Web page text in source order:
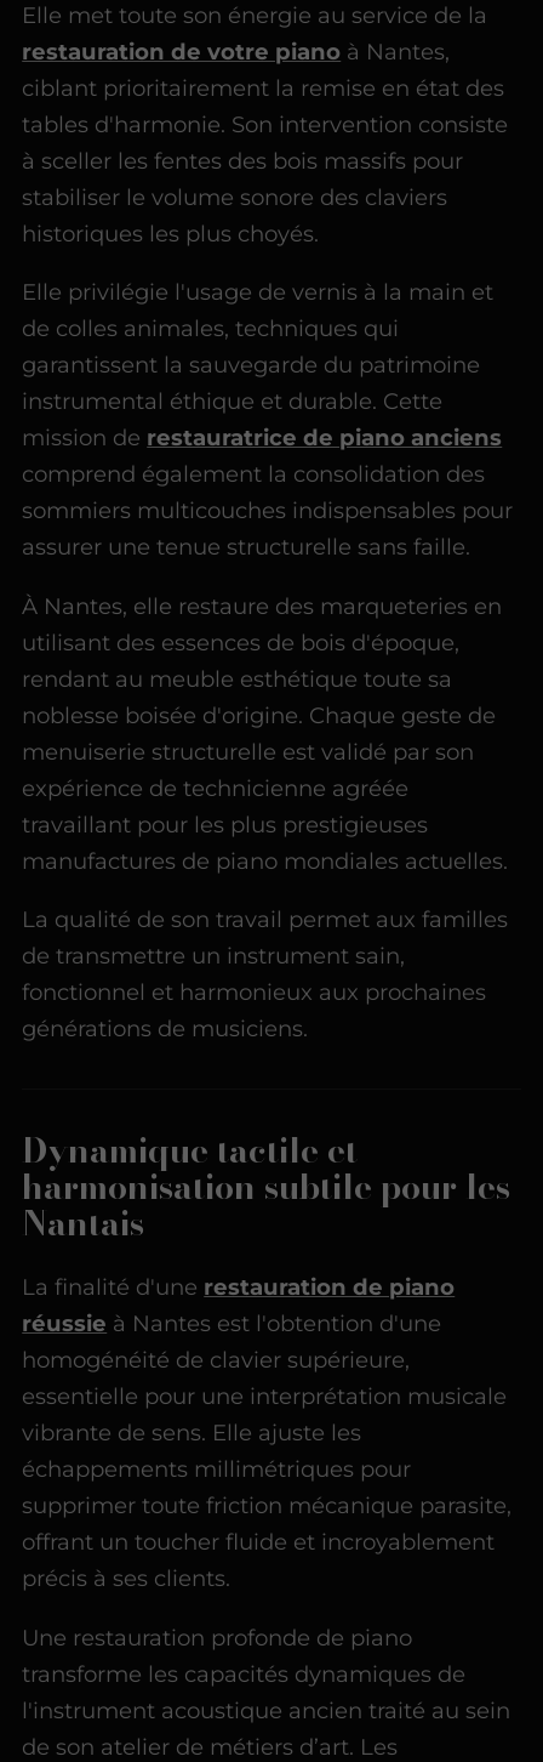
Elle met toute son énergie au service de la
restauration de votre piano à Nantes,
ciblant prioritairement la remise en état des
tables d'harmonie. Son intervention consiste
à sceller les fentes des bois massifs pour
stabiliser le volume sonore des claviers
historiques les plus choyés.
Elle privilégie l'usage de vernis à la main et
de colles animales, techniques qui
garantissent la sauvegarde du patrimoine
instrumental éthique et durable. Cette
mission de restauratrice de piano anciens
comprend également la consolidation des
sommiers multicouches indispensables pour
assurer une tenue structurelle sans faille.
À Nantes, elle restaure des marqueteries en
utilisant des essences de bois d'époque,
rendant au meuble esthétique toute sa
noblesse boisée d'origine. Chaque geste de
menuiserie structurelle est validé par son
expérience de technicienne agréée
travaillant pour les plus prestigieuses
manufactures de piano mondiales actuelles.
La qualité de son travail permet aux familles
de transmettre un instrument sain,
fonctionnel et harmonieux aux prochaines
générations de musiciens.
Dynamique tactile et
harmonisation subtile pour les
Nantais
La finalité d'une restauration de piano
réussie à Nantes est l'obtention d'une
homogénéité de clavier supérieure,
essentielle pour une interprétation musicale
vibrante de sens. Elle ajuste les
échappements millimétriques pour
supprimer toute friction mécanique parasite,
offrant un toucher fluide et incroyablement
précis à ses clients.
Une restauration profonde de piano
transforme les capacités dynamiques de
l'instrument acoustique ancien traité au sein
de son atelier de métiers d’art. Les